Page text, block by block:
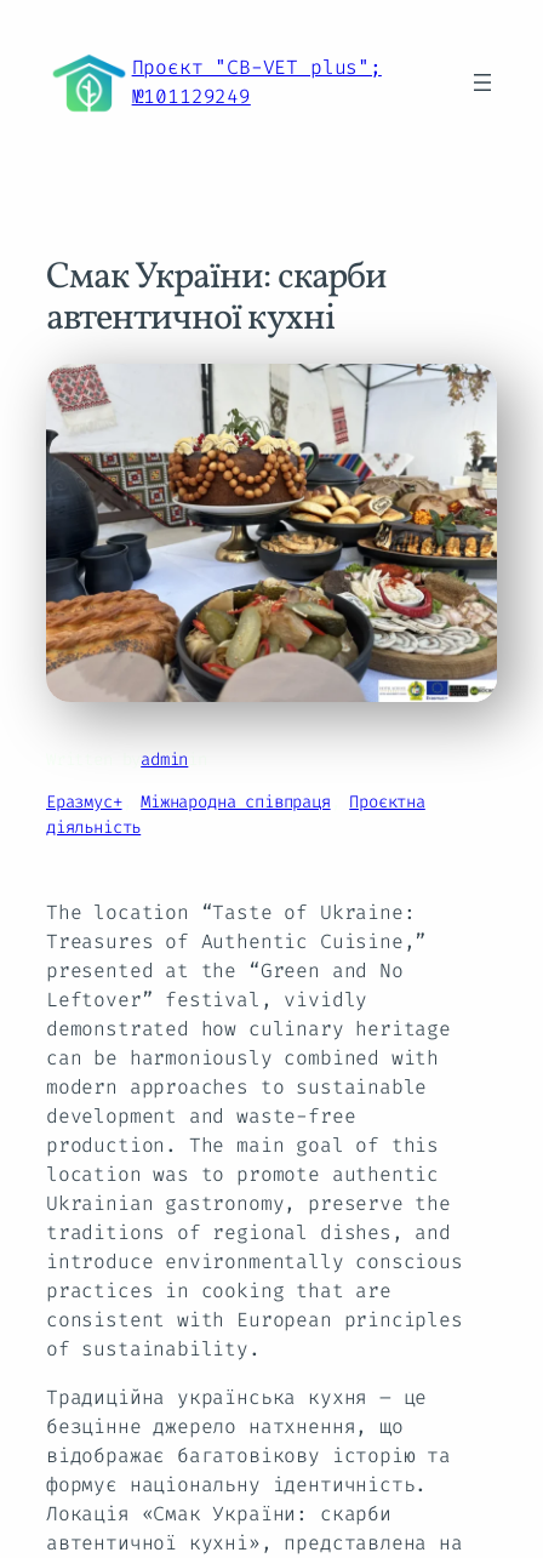
вмісту
Проєкт "CB-VET plus";
№101129249
Смак України: скарби
автентичної кухні
admin
Еразмус+, Міжнародна співпраця
Проєктна
діяльність
The location “Taste of Ukraine:
Treasures of Authentic Cuisine,”
presented at the “Green and No
Leftover” festival, vividly
demonstrated how culinary heritage
can be harmoniously combined with
modern approaches to sustainable
development and waste-free
production. The main goal of this
location was to promote authentic
Ukrainian gastronomy, preserve the
traditions of regional dishes, and
introduce environmentally conscious
practices in cooking that are
consistent with European principles
of sustainability.
Традиційна українська кухня – це
безцінне джерело натхнення, що
відображає багатовікову історію та
формує національну ідентичність.
Локація «Смак України: скарби
автентичної кухні», представлена на